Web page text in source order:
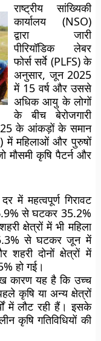
राष्ट्रीय सांख्यिकी
कार्यालय (NSO)
द्वारा जारी
पीरियॉडिक लेबर
फोर्स सर्वे (PLFS) के
अनुसार, जून 2025
में 15 वर्ष और उससे
अधिक आयु के लोगों
के बीच बेरोजगारी
के आंकड़ों के समान
में महिलाओं और पुरुषों
मौसमी कृषि पैटर्न और
में महत्वपूर्ण गिरावट
से घटकर 35.2%
क्षेत्रों में भी महिला
से घटकर जून में
दोनों क्षेत्रों में
हो गई।
कारण यह है कि उच्च
कृषि या अन्य क्षेत्रों
में लौट रही हैं। इसके
कृषि गतिविधियों की